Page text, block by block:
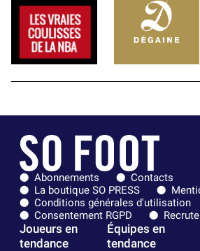
Abonnements
Contacts
La boutique SO PRESS
Conditions générales d'utilisation
Consentement RGPD
Joueurs en
tendance
Équipes en
tendance